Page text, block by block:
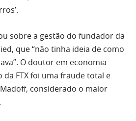
sobre a gestão do fundador da
que “não tinha ideia de como
O doutor em economia
da FTX foi uma fraude total e
considerado o maior